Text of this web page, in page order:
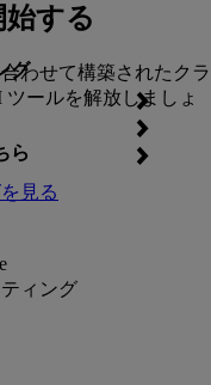
グ
ら
する
わせて構築されたクラ
ールを解放しましょ
見る
ィング